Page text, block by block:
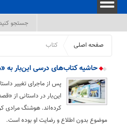
صفحه اصلی کتاب
حاشیه کتاب‌های درسی این‌بار به
پس از ماجرای تغییر
این‌بار در داستانی از
کرده‌اند. هوشنگ مرادی
موضوع بدون اطلاع و رضایت او بوده است.